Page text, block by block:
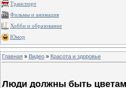
Транспорт
Фильмы и анимация
Хобби и образование
Юмор
Главная » Видео » Красота и здоровье
Люди должны быть